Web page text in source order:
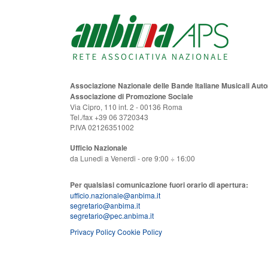
Associazione Nazionale delle Bande Italiane Musicali
Associazione di Promozione Sociale
Via Cipro, 110 int. 2 - 00136 Roma
Tel./fax +39 06 3720343
P.IVA 02126351002
Ufficio Nazionale
da Lunedi a Venerdi - ore 9:00 ÷ 16:00
Per qualsiasi comunicazione fuori orario di apertura:
ufficio.nazionale@anbima.it
segretario@anbima.it
segretario@pec.anbima.it
Privacy PolicyCookie Policy